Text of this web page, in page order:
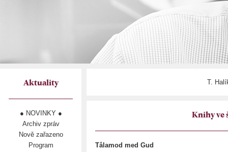
Aktuality
● NOVINKY ●
Archiv zpráv
Nově zařazeno
Program
T.
Knihy ve
Tålamod med Gud